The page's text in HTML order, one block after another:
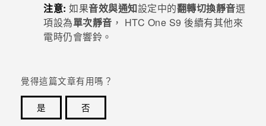
注意: 如果音效與通知設定中的翻轉切換靜音選
項設為單次靜音 ， HTC One S9‍ 後續有其他來
電時仍會響鈴。
覺得這篇文章有用嗎？
是
否